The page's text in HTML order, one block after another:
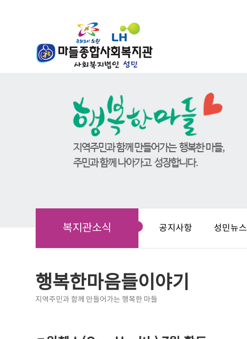
복지관소식 공지사항 성민뉴스
행복한마음들이야기
지역주민과 함께 만들어가는 행복한 마들